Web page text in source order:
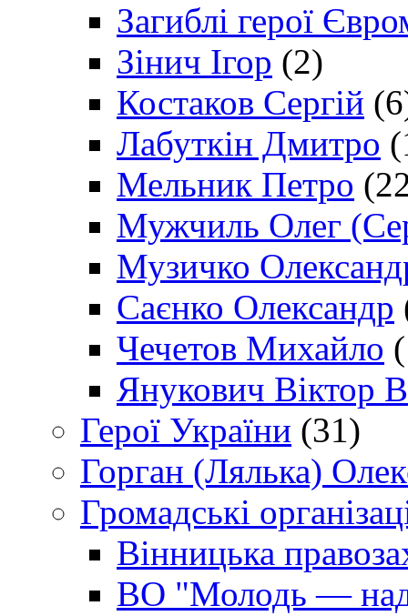
Загиблі герої
Зінич Ігор (2)
Костаков Сергій
Лабуткін Дмитро
Мельник Петро
Мужчиль Олег
Музичко
Саєнко Олександр
Чечетов Михайло
Янукович Віктор
Герої України (31)
Горган (Лялька)
Громадські
Вінницька
ВО "Молодь —